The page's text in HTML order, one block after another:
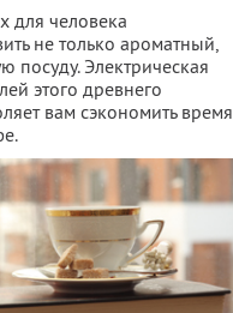
для человека
не только ароматный,
посуду. Электрическая
этого древнего
вам сэкономить время